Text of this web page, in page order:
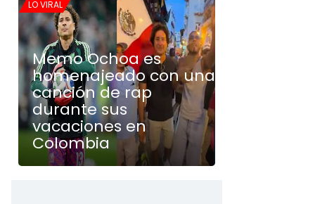
LO VIRAL
Memo Ochoa es
homenajeado con una
canción de rap
durante sus
vacaciones en
Colombia